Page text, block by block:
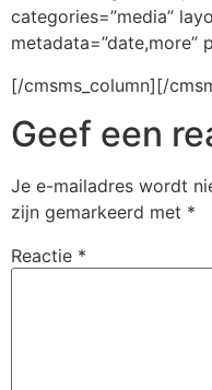
categories=”media”
metadata=”date,more”
[/cmsms_column][/
Geef een
Je e-mailadres wordt
zijn gemarkeerd met *
Reactie *